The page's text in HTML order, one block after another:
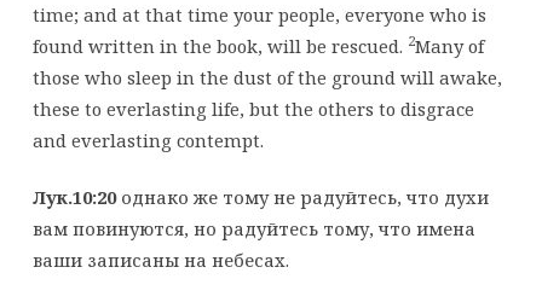
time; and at that time your people, everyone who is
found written in the book, will be rescued. 2Many of
those who sleep in the dust of the ground will awake,
these to everlasting life, but the others to disgrace
and everlasting contempt.
Лук.10:20однако же тому не радуйтесь, что духи
вам повинуются, но радуйтесь тому, что имена
ваши записаны на небесах.